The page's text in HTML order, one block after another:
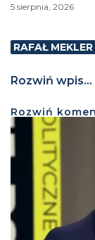
5 sierpnia, 2026
RAFAŁ MEKLER
Rozwiń wpis...
Rozwiń